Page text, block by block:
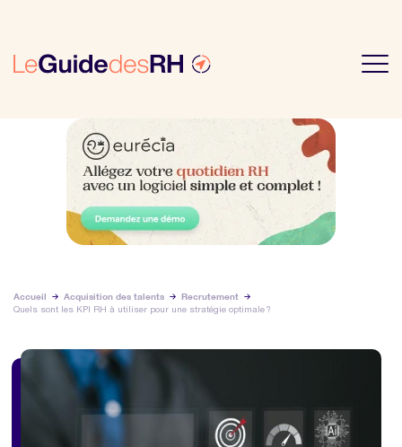
Accueil Acquisition des talents
Recrutement
Quels sont les KPI RH à utiliser pour une stratégie optimale ?